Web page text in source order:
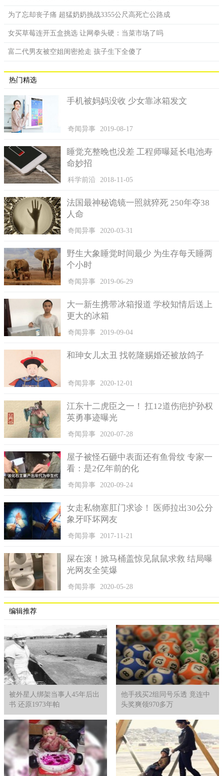
为了忘却丧子痛 超猛奶奶挑战3355公尺高死亡公路成
女买草莓连开五盒挑选 让网拳头硬：当菜市场了吗
富二代男友被空姐闺密抢走 孩子生下全傻了
热门精选
手机被妈妈没收 少女靠冰箱发文
奇闻异事 2019-08-17
睡觉充整晚也没差 工程师曝延长电池寿
命妙招
科学前沿 2018-11-05
法国最神秘诡镜一照就猝死 250年夺38
人命
奇闻异事 2020-03-31
野生大象睡觉时间最少 为生存每天睡两
个小时
奇闻异事 2019-06-29
大一新生携带冰箱报道 学校知情后送上
更大的冰箱
奇闻异事 2019-09-04
和珅女儿太丑 找乾隆赐婚还被放鸽子
奇闻异事 2020-12-01
江东十二虎臣之一！ 扛12道伤疤护孙权
英勇事迹曝光
奇闻异事 2020-07-28
屋子被怪石砸中表面还有鱼骨纹 专家一
看：是2亿年前的化
奇闻异事 2020-09-24
女走私物塞肛门求诊！ 医师拉出30公分
象牙吓坏网友
奇闻异事 2017-11-21
屎在滚！掀马桶盖惊见鼠鼠求救 结局曝
光网友全笑爆
奇闻异事 2020-05-28
编辑推荐
被外星人绑架当事人45年后出
书 还原1973年帕
他手残买2组同号乐透 竟连中
头奖爽领970多万